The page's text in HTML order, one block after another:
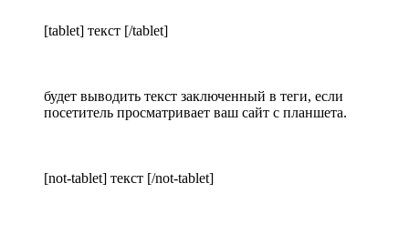
[tablet] текст [/tablet]
будет выводить текст заключенный в теги, если
посетитель просматривает ваш сайт с планшета.
[not-tablet] текст [/not-tablet]